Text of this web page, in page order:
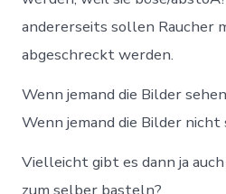
andererseits sollen Raucher
abgeschreckt werden.
Wenn jemand die Bilder
Wenn jemand die Bilder
Vielleicht gibt es dann ja